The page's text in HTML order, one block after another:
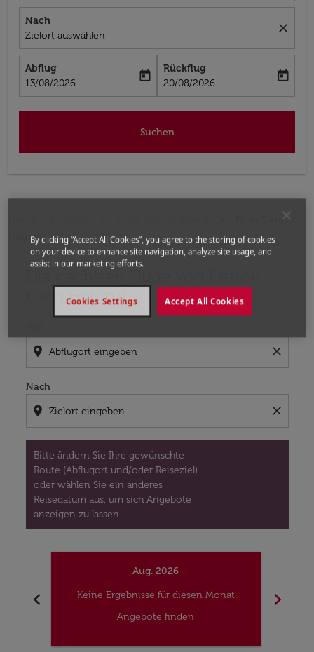
Nach
Zielort auswählen
close
Abflug
fc-booking-departure-date-aria-label
13/08/2026
today
Rückflug
fc-booking-return-date-aria-label
20/08/2026
today
Suchen
Flüge Detroit -
Helsinki
Die nächsten Flüge von Detroit
nach Helsinki
location_on close
Nach
location_on close
Bitte ändern Sie Ihre gewünschte
Route (Abflugort und/oder Reiseziel)
oder wählen Sie ein anderes
Reisedatum aus, um sich Angebote
anzeigen zu lassen.
Bitte ändern Sie Ihre gewünschte Route (Abflugort
chevron_left
Aug. 2026
Keine Ergebnisse für diesen Monat
Angebote finden
chevron_right
By clicking “Accept All Cookies”, you agree to the storing of cookies
on your device to enhance site navigation, analyze site usage, and
assist in our marketing efforts.
Accept All Cookies
Cookies Settings